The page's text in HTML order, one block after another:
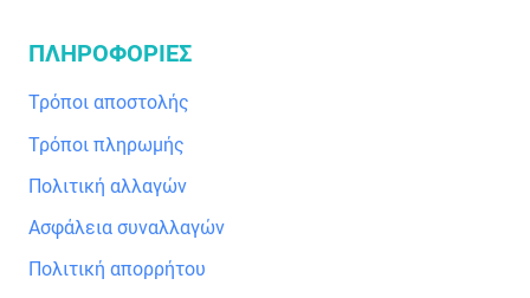
ΠΛΗΡΟΦΟΡΙΕΣ
Τρόποι αποστολής
Τρόποι πληρωμής
Πολιτική αλλαγών
Ασφάλεια συναλλαγών
Πολιτική απορρήτου